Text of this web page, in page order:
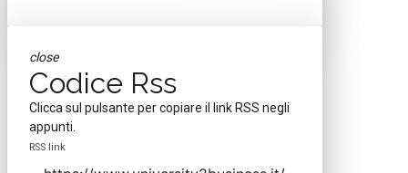
close
Codice Rss
Clicca sul pulsante per copiare il link RSS negli
appunti.
RSS link